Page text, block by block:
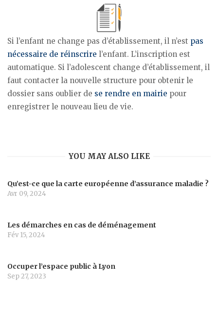
Si l’enfant ne change pas d’établissement, il n’est pas
nécessaire de réinscrire l’enfant. L’inscription est
automatique. Si l’adolescent change d’établissement, il
faut contacter la nouvelle structure pour obtenir le
dossier sans oublier de se rendre en mairie pour
enregistrer le nouveau lieu de vie.
YOU MAY ALSO LIKE
Qu’est-ce que la carte européenne d’assurance maladie ?
Avr 09, 2024
Les démarches en cas de déménagement
Fév 15, 2024
Occuper l’espace public à Lyon
Sep 27, 2023